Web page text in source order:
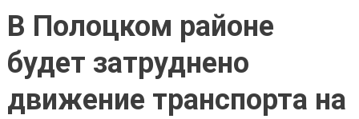
В Полоцком районе
будет затруднено
движение транспорта на